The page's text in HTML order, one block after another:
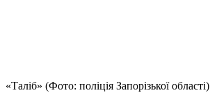
«Таліб» (Фото: поліція Запорізької області)